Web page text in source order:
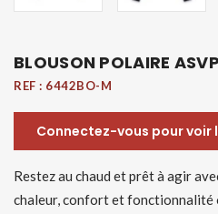
BLOUSON POLAIRE ASVP
REF : 6442BO-M
Connectez-vous pour voir
Restez au chaud et prêt à agir
chaleur, confort et fonctionnalité